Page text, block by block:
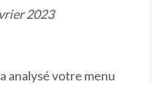
2023
analysé votre menu